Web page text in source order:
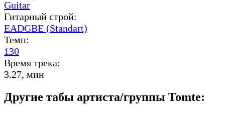
Guitar
Гитарный строй:
EADGBE (Standart)
Темп:
130
Время трека:
3.27, мин
Другие табы артиста/группы Tomte: